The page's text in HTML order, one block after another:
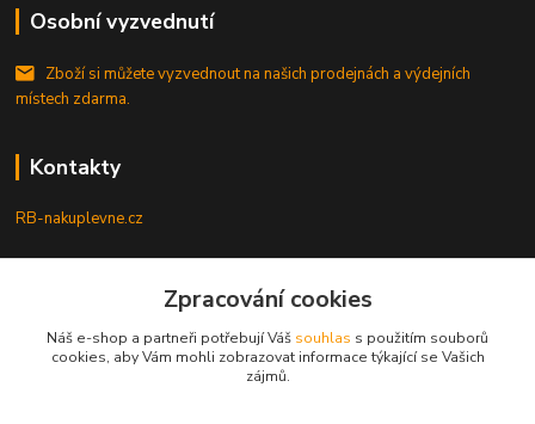
Osobní vyzvednutí
Zboží si můžete vyzvednout na našich prodejnách a výdejních
místech zdarma.
Kontakty
RB-nakuplevne.cz
+420 222722421
info@rb-nakuplevne.cz
Zpracování cookies
Náš e-shop a partneři potřebují Váš souhlas s použitím souborů
cookies, aby Vám mohli zobrazovat informace týkající se Vašich
zájmů.